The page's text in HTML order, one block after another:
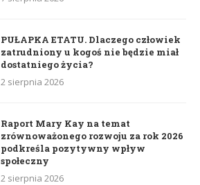
PUŁAPKA ETATU. Dlaczego człowiek
zatrudniony u kogoś nie będzie miał
dostatniego życia?
2 sierpnia 2026
Raport Mary Kay na temat
zrównoważonego rozwoju za rok 2026
podkreśla pozytywny wpływ
społeczny
2 sierpnia 2026